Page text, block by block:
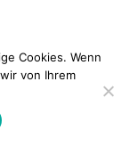
Cookies. Wenn
von Ihrem